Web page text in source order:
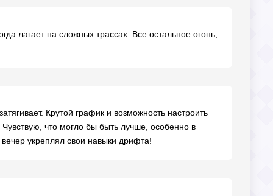
лагает на сложных трассах. Все остальное огонь,
Крутой график и возможность настроить
что могло бы быть лучше, особенно в
укреплял свои навыки дрифта!